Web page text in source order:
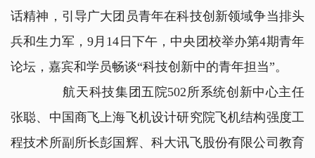
话精神，引导广大团员青年在科技创新领域争当排头
兵和生力军，9月14日下午，中央团校举办第4期青年
论坛，嘉宾和学员畅谈“科技创新中的青年担当”。
航天科技集团五院502所系统创新中心主任
张聪、中国商飞上海飞机设计研究院飞机结构强度工
程技术所副所长彭国辉、科大讯飞股份有限公司教育